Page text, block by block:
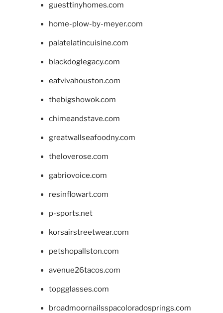
guesttinyhomes.com
home-plow-by-meyer.com
palatelatincuisine.com
blackdoglegacy.com
eatvivahouston.com
thebigshowok.com
chimeandstave.com
greatwallseafoodny.com
theloverose.com
gabriovoice.com
resinflowart.com
p-sports.net
korsairstreetwear.com
petshopallston.com
avenue26tacos.com
topgglasses.com
broadmoornailsspacoloradosprings.com